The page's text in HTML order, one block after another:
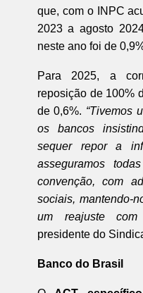
que, com o INPC
2023 a agosto
neste ano foi de
Para 2025, a
reposição de 100%
de 0,6%. “Tivemos
os bancos
sequer repor a
asseguramos
convenção, com
sociais, mantendo-
um reajuste com
presidente do
Banco do Brasil